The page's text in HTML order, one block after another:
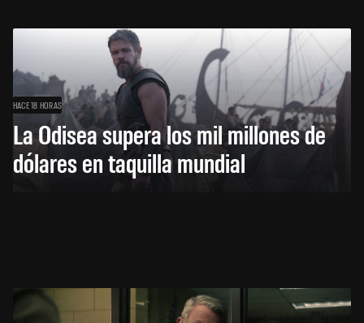
HACE 18 HORAS
La Odisea supera los mil millones de
dólares en taquilla mundial